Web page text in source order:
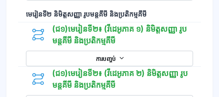
មេរៀនទី២ និមិត្តសញ្ញា រូបមន្តគីមី និងប្រតិកម្មគីមី
(ជ១)មេរៀនទី២៖ (វីដេអូភាគ ១) និមិត្តសញ្ញា រូប
មន្តគីមី និងប្រតិកម្មគីមី
ការបញ្ចប់
(ជ១)មេរៀនទី២៖ (វីដេអូភាគ ២) និមិត្តសញ្ញា រូប
មន្តគីមី និងប្រតិកម្មគីមី